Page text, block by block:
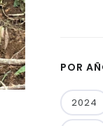
POR
2024